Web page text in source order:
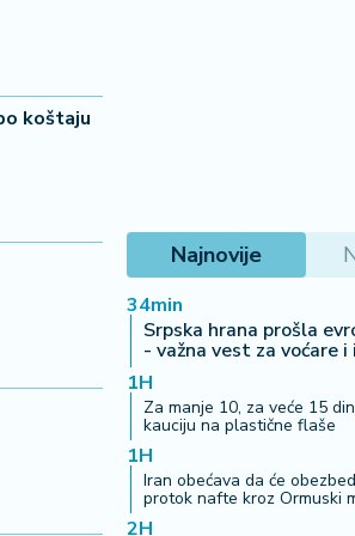
koštaju
Najnovije
34min
Srpska hrana prošla
- važna vest za voćare i
1H
Za manje 10, za veće 15
kauciju na plastične flaše
1H
Iran obećava da će
protok nafte kroz Ormuski
2H